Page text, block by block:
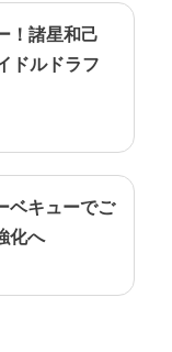
！諸星和己
ドルドラフ
ベキューでご
化へ